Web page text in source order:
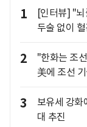
1
[인터뷰] "
두술 없이
2
"한화는 조
美에 조선
3
보유세 강
대 추진